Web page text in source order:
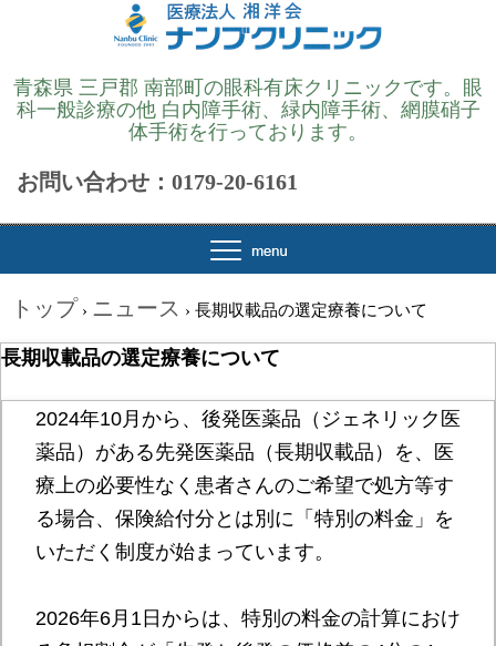
青森県 三戸郡 南部町の眼科有床クリニックです。眼
科一般診療の他 白内障手術、緑内障手術、網膜硝子
体手術を行っております。
お問い合わせ：0179-20-6161
トップ › ニュース › 長期収載品の選定療養について
長期収載品の選定療養について
2024年10月から、後発医薬品（ジェネリック医
薬品）がある先発医薬品（長期収載品）を、医
療上の必要性なく患者さんのご希望で処方等す
る場合、保険給付分とは別に「特別の料金」を
いただく制度が始まっています。
2026年6月1日からは、特別の料金の計算におけ